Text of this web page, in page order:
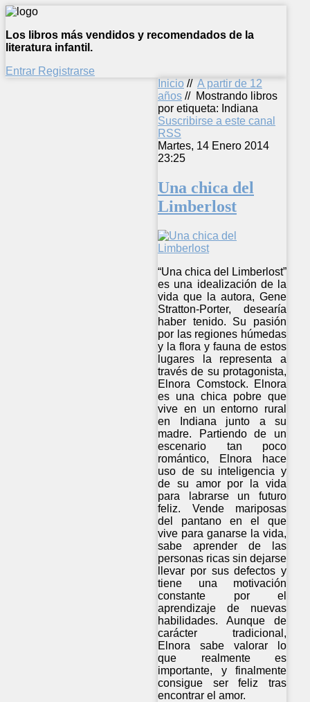
Los libros más vendidos y recomendados de la
literatura infantil.
Entrar Registrarse
Inicio // A partir de 12
años // Mostrando libros
por etiqueta: Indiana
Suscribirse a este canal
RSS
Martes, 14 Enero 2014
23:25
Una chica del
Limberlost
“Una chica del Limberlost”
es una idealización de la
vida que la autora, Gene
Stratton-Porter, desearía
haber tenido. Su pasión
por las regiones húmedas
y la flora y fauna de estos
lugares la representa a
través de su protagonista,
Elnora Comstock. Elnora
es una chica pobre que
vive en un entorno rural
en Indiana junto a su
madre. Partiendo de un
escenario tan poco
romántico, Elnora hace
uso de su inteligencia y
de su amor por la vida
para labrarse un futuro
feliz. Vende mariposas
del pantano en el que
vive para ganarse la vida,
sabe aprender de las
personas ricas sin dejarse
llevar por sus defectos y
tiene una motivación
constante por el
aprendizaje de nuevas
habilidades. Aunque de
carácter tradicional,
Elnora sabe valorar lo
que realmente es
importante, y finalmente
consigue ser feliz tras
encontrar el amor.